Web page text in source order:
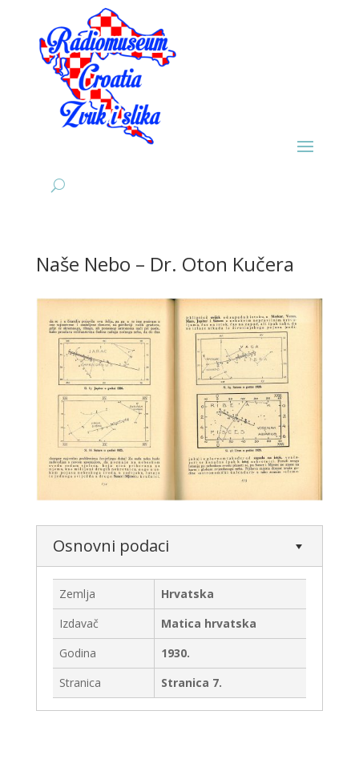
Naše Nebo – Dr. Oton Kučera
Osnovni podaci
Zemlja
Hrvatska
Izdavač
Matica hrvatska
Godina
1930.
Stranica
Stranica 7.